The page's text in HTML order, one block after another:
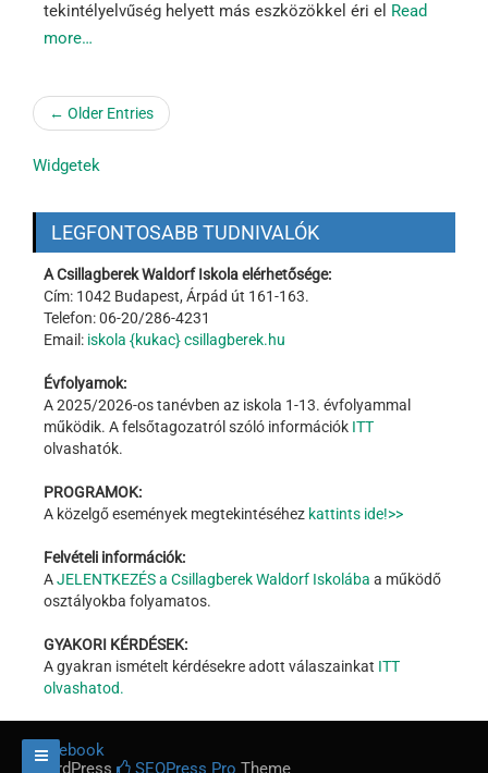
tekintélyelvűség helyett más eszközökkel éri el Read
more…
← Older Entries
Widgetek
LEGFONTOSABB TUDNIVALÓK
A Csillagberek Waldorf Iskola elérhetősége:
Cím: 1042 Budapest, Árpád út 161-163.
Telefon: 06-20/286-4231
Email: iskola {kukac} csillagberek.hu
Évfolyamok:
A 2025/2026-os tanévben az iskola 1-13. évfolyammal
működik. A felsőtagozatról szóló információk ITT
olvashatók.
PROGRAMOK:
A közelgő események megtekintéséhez kattints ide!>>
Felvételi információk:
AJELENTKEZÉS a Csillagberek Waldorf Iskolába a működő
osztályokba folyamatos.
GYAKORI KÉRDÉSEK:
A gyakran ismételt kérdésekre adott válaszainkat ITT
olvashatod.
Facebook
WordPress
SEOPress Pro Theme